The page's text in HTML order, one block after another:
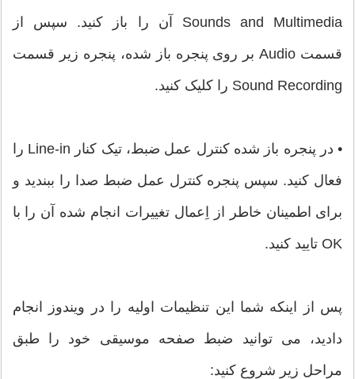
Sounds and Multimedia آن را باز کنید. سپس از
قسمت Audio بر روی پنجره باز شده، پنجره زیر قسمت
Sound Recording را کلیک کنید.
• در پنجره باز شده کنترل عمل ضبط، تیک کنار Line-in را
فعال کنید. سپس پنجره کنترل عمل ضبط صدا را ببندید و
برای اطمینان خاطر از اِعمال تغییرات انجام شده آن را با
OK تایید کنید.
پس از اینکه شما این تنظیمات اولیه را در ویندوز انجام
دادید، می توانید ضبط صفحه موسیقی خود را طبق
مراحل زیر شروع کنید: